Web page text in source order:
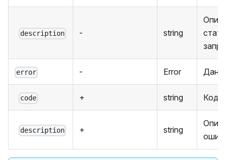
description - string
error - Error
code + string Код
description + string